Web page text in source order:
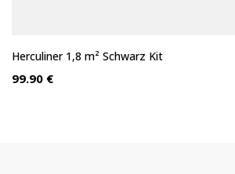
Herculiner 1,8 m² Schwarz Kit
99.90 €